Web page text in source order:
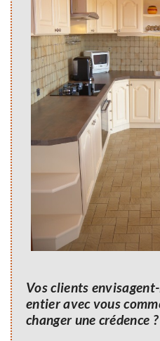
Vos clients
entier avec vous
changer une crédence ?